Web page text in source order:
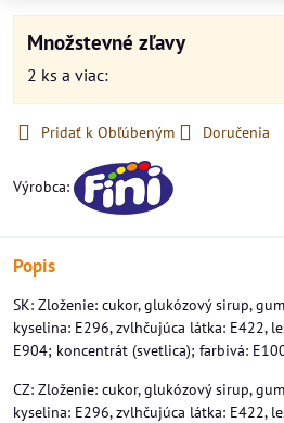
Množstevné zľavy
2 ks a viac:
Pridať k Obľúbeným Doručenia
Výrobca:
Popis
SK: Zloženie: cukor, glukózový sirup,
kyselina: E296, zvlhčujúca látka: E422,
E904; koncentrát (svetlica); farbivá:
CZ: Zloženie: cukor, glukózový sirup,
kyselina: E296, zvlhčujúca látka: E422,